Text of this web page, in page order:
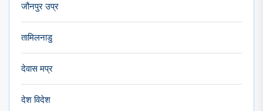
जौनपुर उप्र
तामिलनाडु
देवास मप्र
देश विदेश